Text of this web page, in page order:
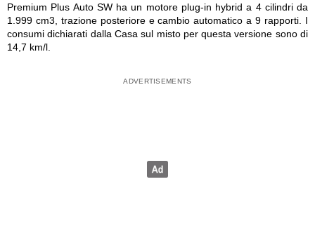
Premium Plus Auto SW ha un motore plug-in hybrid a 4 cilindri da
1.999 cm3, trazione posteriore e cambio automatico a 9 rapporti. I
consumi dichiarati dalla Casa sul misto per questa versione sono di
14,7 km/l.